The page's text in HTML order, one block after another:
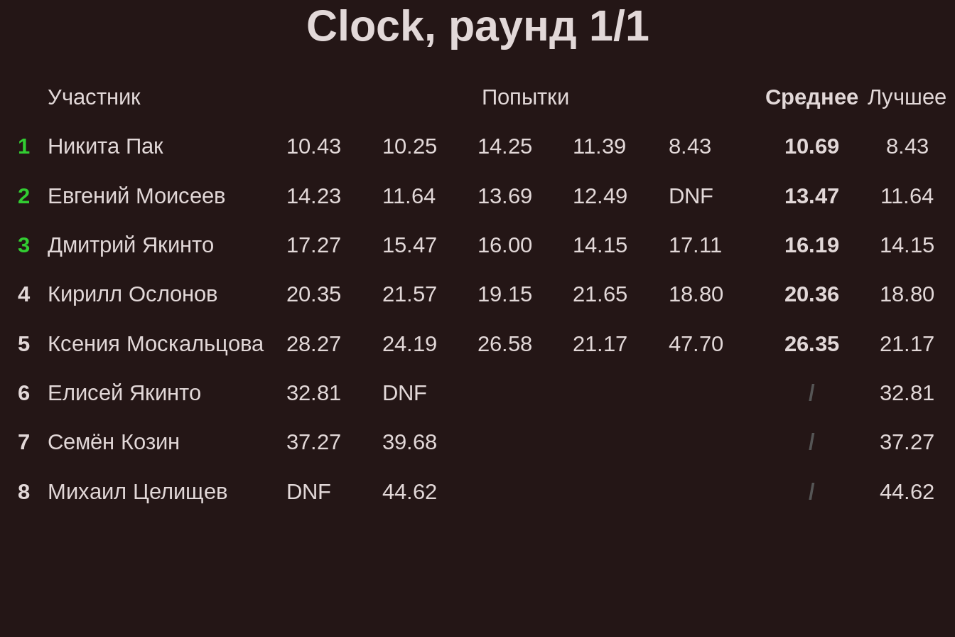
Clock, раунд 1/1
Участник Попытки Среднее Лучшее
1
Никита Пак 10.43 10.25 14.25 11.39 8.43 10.69
8.43
2
Евгений Моисеев 14.23 11.64 13.69 12.49 DNF 13.47
11.64
3
Дмитрий Якинто 17.27 15.47 16.00 14.15 17.11 16.19
14.15
4
Кирилл Ослонов 20.35 21.57 19.15 21.65 18.80 20.36
18.80
5
Ксения Москальцова 28.27 24.19 26.58 21.17 47.70 26.35
21.17
6
Елисей Якинто 32.81 DNF /
32.81
7
Семён Козин 37.27 39.68 /
37.27
8
Михаил Целищев DNF 44.62 / 44.62